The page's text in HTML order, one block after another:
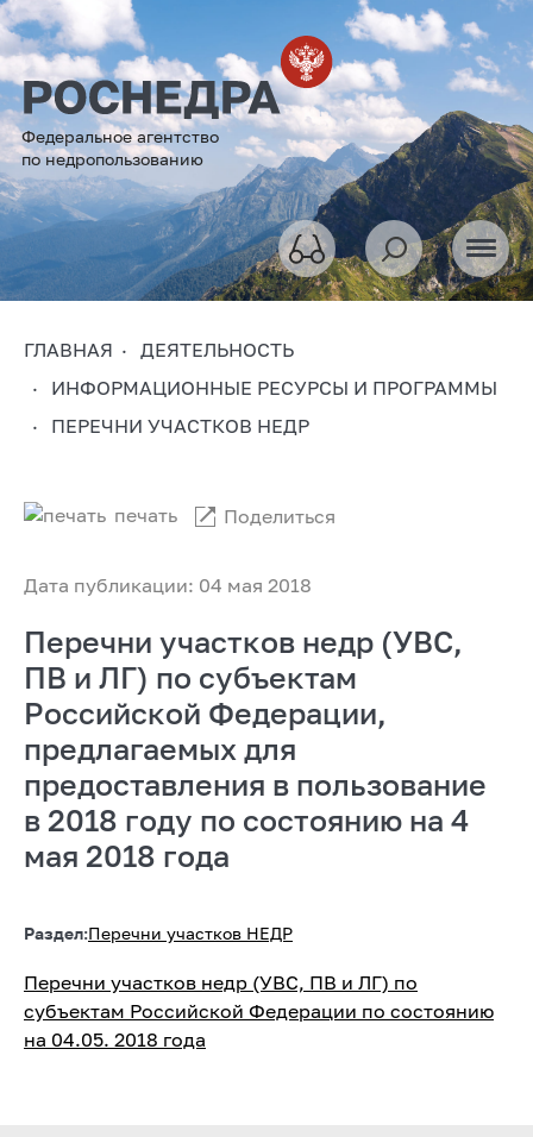
Федеральное агентство
по недропользованию
ГЛАВНАЯ
ДЕЯТЕЛЬНОСТЬ
ИНФОРМАЦИОННЫЕ РЕСУРСЫ И ПРОГРАММЫ
ПЕРЕЧНИ УЧАСТКОВ НЕДР
Дата публикации: 04 мая 2018
печать Поделиться
Перечни участков недр (УВС,
ПВ и ЛГ) по субъектам
Российской Федерации,
предлагаемых для
предоставления в пользование
в 2018 году по состоянию на 4
мая 2018 года
Раздел:Перечни участков НЕДР
Перечни участков недр (УВС, ПВ и ЛГ) по
субъектам Российской Федерации по состоянию
на 04.05. 2018 года